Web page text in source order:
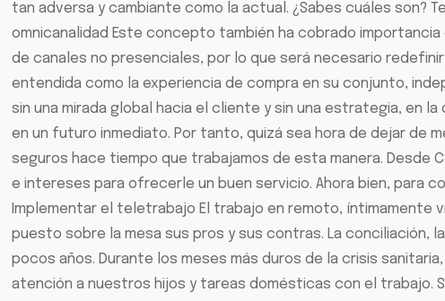
tan adversa y cambiante como la actual. ¿Sabes cuáles son?
omnicanalidad Este concepto también ha cobrado
de canales no presenciales, por lo que será necesario
entendida como la experiencia de compra en su conjunto,
sin una mirada global hacia el cliente y sin una estrategia, en
en un futuro inmediato. Por tanto, quizá sea hora de dejar de
seguros hace tiempo que trabajamos de esta manera. Desde
e intereses para ofrecerle un buen servicio. Ahora bien, para
Implementar el teletrabajo El trabajo en remoto, íntimamente
puesto sobre la mesa sus pros y sus contras. La
pocos años. Durante los meses más duros de la crisis
atención a nuestros hijos y tareas domésticas con el trabajo.